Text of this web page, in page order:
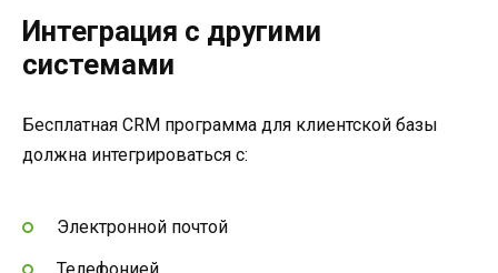
Интеграция с другими
системами
Бесплатная CRM программа для клиентской базы
должна интегрироваться с:
Электронной почтой